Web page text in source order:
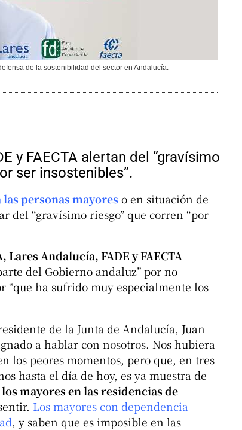
de la sostenibilidad del sector en Andalucía.
y FAECTA alertan del “gravísimo
ser insostenibles”.
personas mayores o en situación de
del “gravísimo riesgo” que corren “por
Lares Andalucía, FADE y FAECTA
del Gobierno andaluz” por no
“que ha sufrido muy especialmente los
de la Junta de Andalucía, Juan
a hablar con nosotros. Nos hubiera
los peores momentos, pero que, en tres
hasta el día de hoy, es ya muestra de
mayores en las residencias de
Los mayores con dependencia
, y saben que es imposible en las